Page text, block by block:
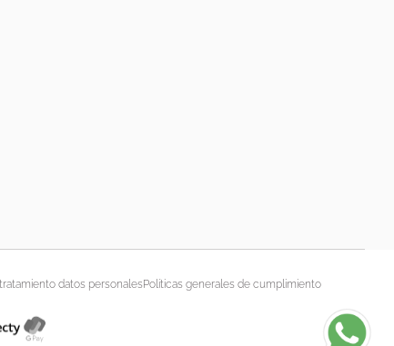
datos personalesPolíticas generales de cumplimiento